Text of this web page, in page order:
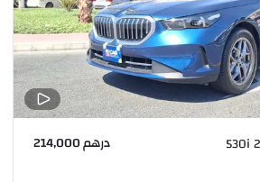
درهم 214,000